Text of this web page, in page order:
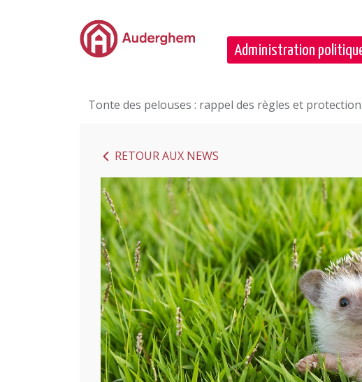
Passer au contenu principal
Administration
Tonte des pelouses : rappel des règles et
RETOUR AUX NEWS